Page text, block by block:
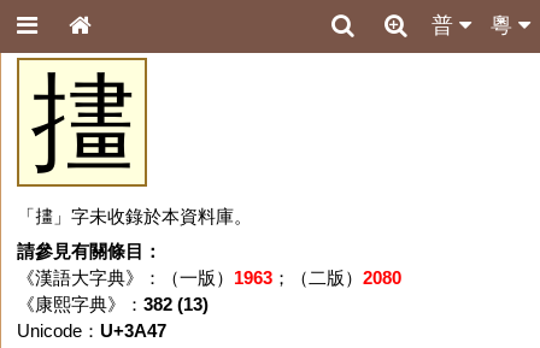
粵
普
㩇
「㩇」字未收錄於本資料庫。
請參見有關條目：
《漢語大字典》：（一版） 1963；（二版） 2080
《康熙字典》： 382 (13)
Unicode： U+3A47